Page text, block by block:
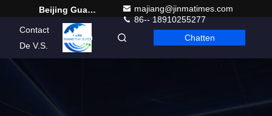
Beijing Guangtian Runze Technology Co., Ltd.
majiang@jinmatimes.com
86-- 18910255277
Contact
De V.S.
Dutch Chatten